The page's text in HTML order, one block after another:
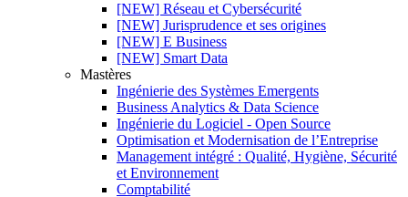
[NEW] Réseau et Cybersécurité
[NEW] Jurisprudence et ses origines
[NEW] E Business
[NEW] Smart Data
Mastères
Ingénierie des Systèmes Emergents
Business Analytics & Data Science
Ingénierie du Logiciel - Open Source
Optimisation et Modernisation de l’Entreprise
Management intégré : Qualité, Hygiène, Sécurité
et Environnement
Comptabilité